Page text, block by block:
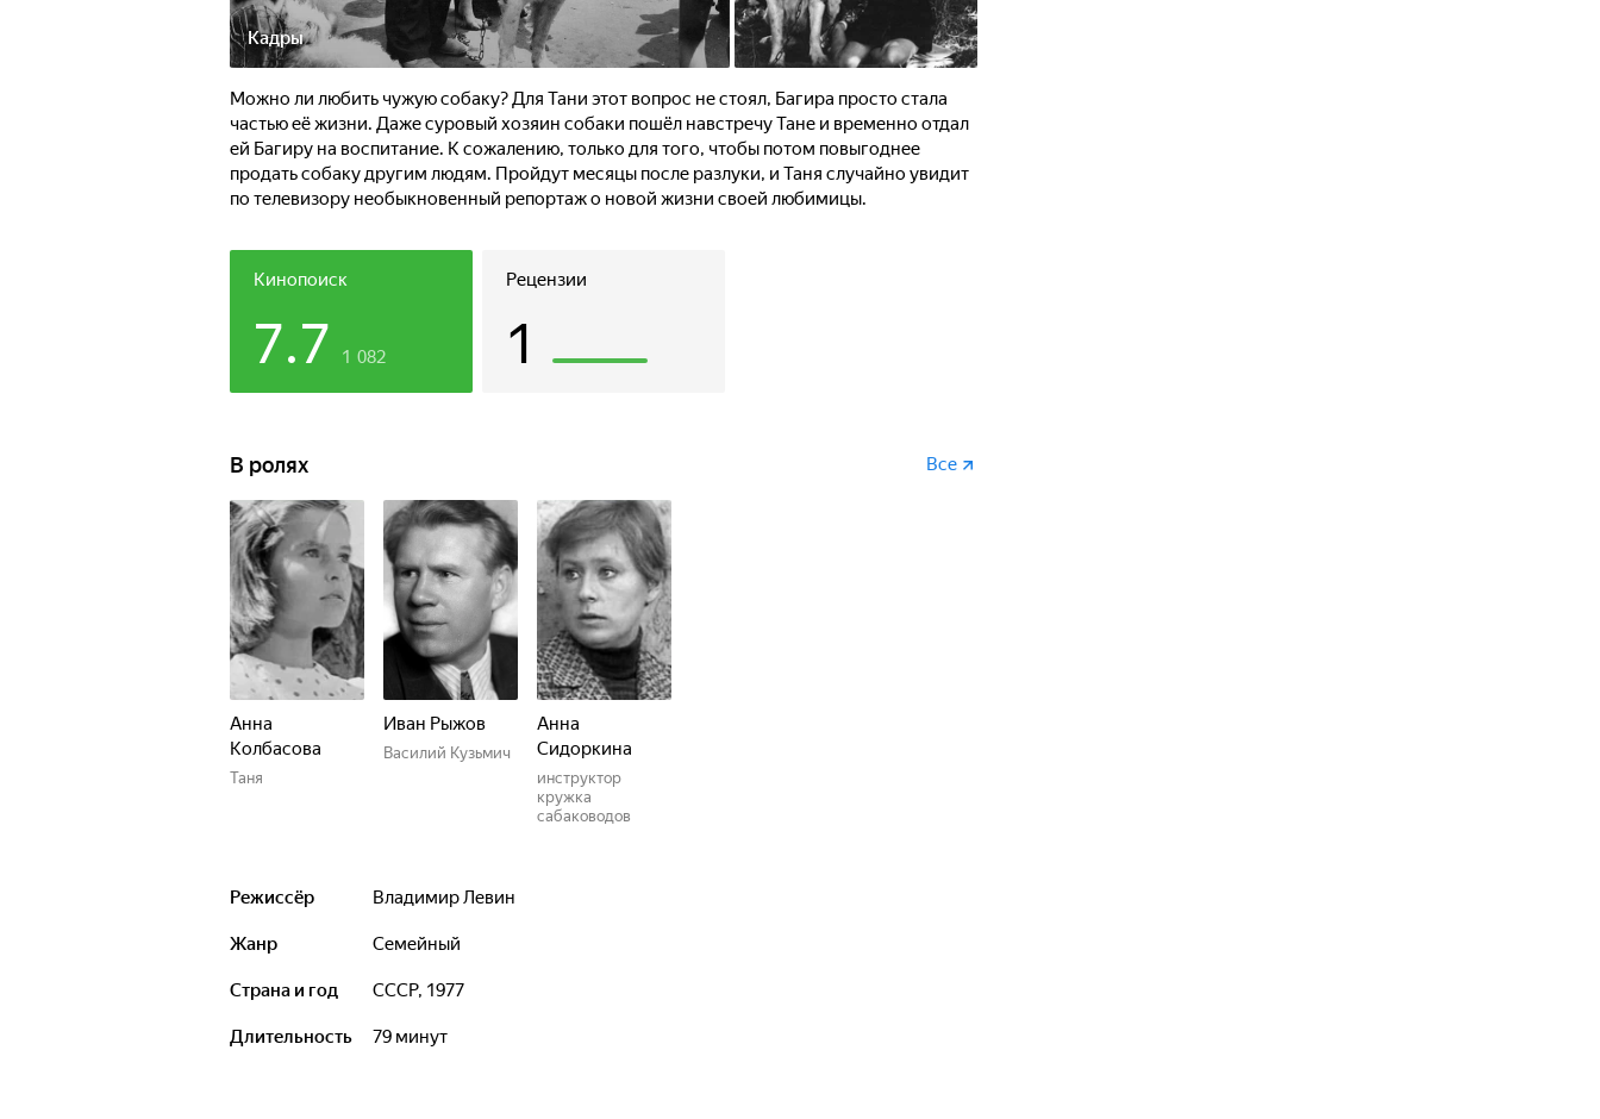
Кадры
Можно ли любить чужую собаку? Для Тани этот вопрос не стоял, Багира просто стала
частью её жизни. Даже суровый хозяин собаки пошёл навстречу Тане и временно отдал
ей Багиру на воспитание. К сожалению, только для того, чтобы потом повыгоднее
продать собаку другим людям. Пройдут месяцы после разлуки, и Таня случайно увидит
по телевизору необыкновенный репортаж о новой жизни своей любимицы.
Кинопоиск
7.7 1 082
Рецензии
1
В ролях Все
Анна
Колбасова
Таня
Иван Рыжов
Василий Кузьмич
Анна
Сидоркина
инструктор
кружка
сабаководов
Режиссёр Владимир Левин
Жанр семейный
Страна и год СССР, 1977
Длительность 79 минут